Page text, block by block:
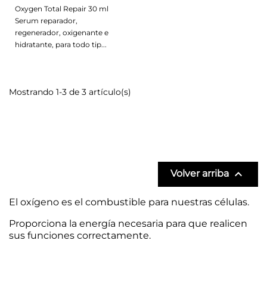
Oxygen Total Repair 30 ml
Serum reparador,
regenerador, oxigenante e
hidratante, para todo tip...
Mostrando 1-3 de 3 artículo(s)
Volver arriba 
El oxígeno es el combustible para nuestras células.
Proporciona la energía necesaria para que realicen
sus funciones correctamente.